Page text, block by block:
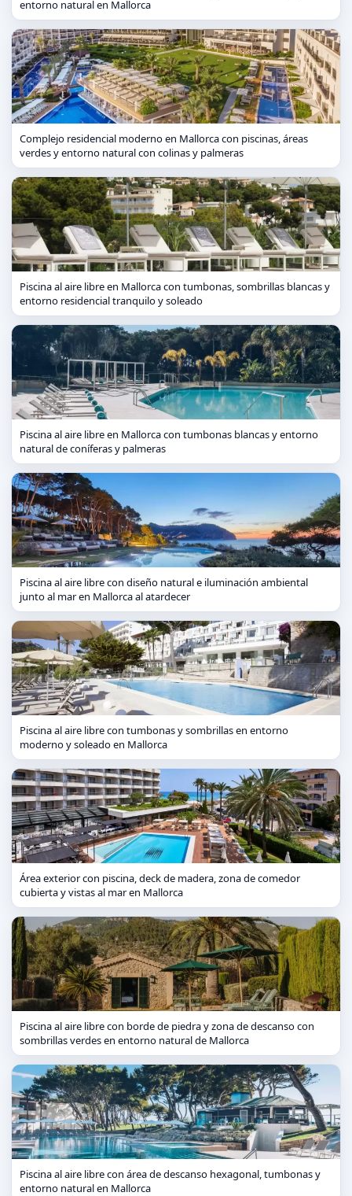
entorno natural en Mallorca
Complejo residencial moderno en Mallorca con piscinas, áreas
verdes y entorno natural con colinas y palmeras
Piscina al aire libre en Mallorca con tumbonas, sombrillas blancas y
entorno residencial tranquilo y soleado
Piscina al aire libre en Mallorca con tumbonas blancas y entorno
natural de coníferas y palmeras
Piscina al aire libre con diseño natural e iluminación ambiental
junto al mar en Mallorca al atardecer
Piscina al aire libre con tumbonas y sombrillas en entorno
moderno y soleado en Mallorca
Área exterior con piscina, deck de madera, zona de comedor
cubierta y vistas al mar en Mallorca
Piscina al aire libre con borde de piedra y zona de descanso con
sombrillas verdes en entorno natural de Mallorca
Piscina al aire libre con área de descanso hexagonal, tumbonas y
entorno natural en Mallorca